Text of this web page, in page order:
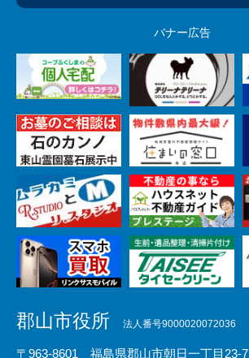
バナー広告
郡山市役所 法人番号9000020072036
〒963-8601 福島県郡山市朝日一丁目23-7